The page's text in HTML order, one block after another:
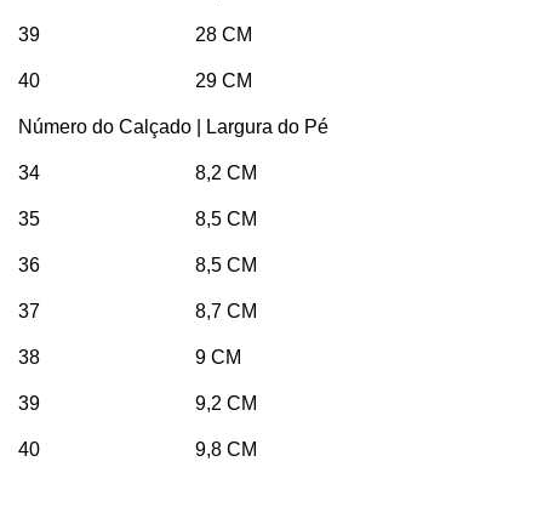
39 28 CM
40 29 CM
Número do Calçado | Largura do Pé
34 8,2 CM
35 8,5 CM
36 8,5 CM
37 8,7 CM
38 9 CM
39 9,2 CM
40 9,8 CM